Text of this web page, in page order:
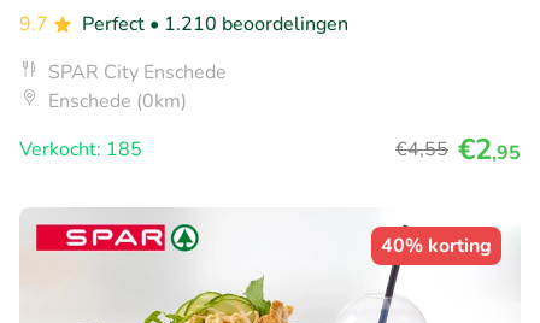
9.7
Perfect • 1.210 beoordelingen
SPAR City Enschede
Enschede (0km)
Verkocht: 185
€4,55 €2,95
40% korting